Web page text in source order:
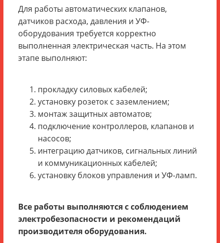
Для работы автоматических клапанов,
датчиков расхода, давления и УФ-
оборудования требуется корректно
выполненная электрическая часть. На этом
этапе выполняют:
прокладку силовых кабелей;
установку розеток с заземлением;
монтаж защитных автоматов;
подключение контроллеров, клапанов и
насосов;
интеграцию датчиков, сигнальных линий
и коммуникационных кабелей;
установку блоков управления и УФ-ламп.
Все работы выполняются с соблюдением
электробезопасности и рекомендаций
производителя оборудования.